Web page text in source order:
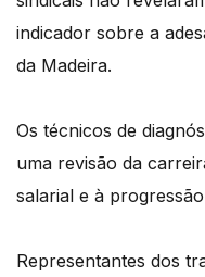
indicador sobre a
da Madeira.
Os técnicos de
uma revisão da
salarial e à
Representantes dos